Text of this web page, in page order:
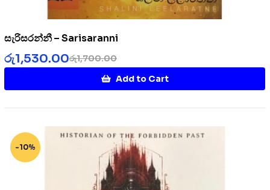
සැරිසරන්නී – Sarisaranni
රු1,700.00
රු1,530.00
Add to Cart
-10%